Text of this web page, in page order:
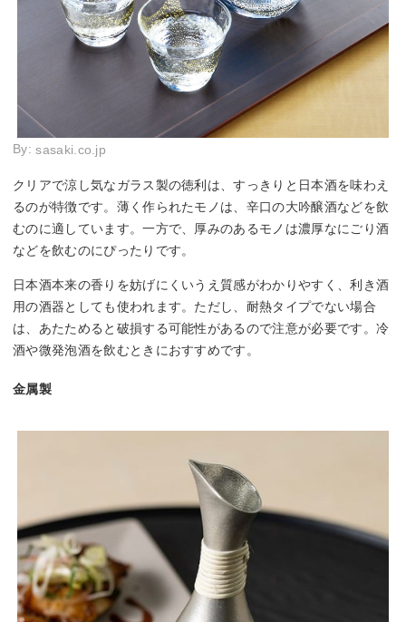
By:sasaki.co.jp
クリアで涼し気なガラス製の徳利は、すっきりと日本酒を味わえ
るのが特徴です。薄く作られたモノは、辛口の大吟醸酒などを飲
むのに適しています。一方で、厚みのあるモノは濃厚なにごり酒
などを飲むのにぴったりです。
日本酒本来の香りを妨げにくいうえ質感がわかりやすく、利き酒
用の酒器としても使われます。ただし、耐熱タイプでない場合
は、あたためると破損する可能性があるので注意が必要です。冷
酒や微発泡酒を飲むときにおすすめです。
金属製